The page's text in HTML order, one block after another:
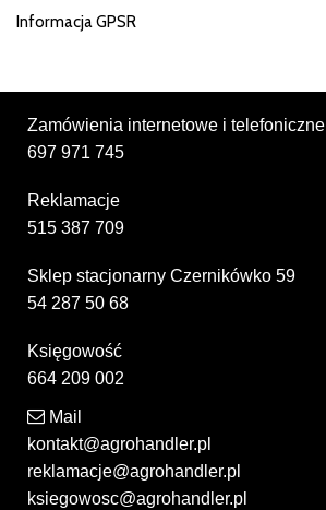
Informacja GPSR
Zamówienia internetowe i telefoniczne
697 971 745
Reklamacje
515 387 709
Sklep stacjonarny Czernikówko 59
54 287 50 68
Księgowość
664 209 002
Mail
kontakt@agrohandler.pl
reklamacje@agrohandler.pl
ksiegowosc@agrohandler.pl